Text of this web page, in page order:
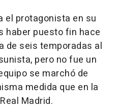
el protagonista en su
haber puesto fin hace
de seis temporadas al
pero no fue un
se marchó de
medida que en la
Madrid.